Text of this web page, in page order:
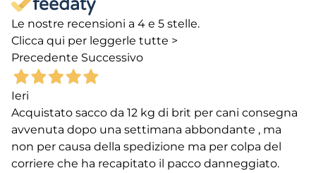
Le nostre recensioni a 4 e 5 stelle.
Clicca qui per leggerle tutte >
Precedente Successivo
Ieri
Acquistato sacco da 12 kg di brit per cani consegna
avvenuta dopo una settimana abbondante , ma
non per causa della spedizione ma per colpa del
corriere che ha recapitato il pacco danneggiato.